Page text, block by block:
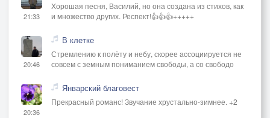
21:33
Хорошая песня, Василий, но она создана из стихов, как
и множество других. Респект!👍👍👍+++++
20:46
В клетке
Стремлению к полёту и небу, скорее ассоциируется не
совсем с земным пониманием свободы, а со свободо
20:36
Январский благовест
Прекрасный романс! Звучание хрустально-зимнее. +2